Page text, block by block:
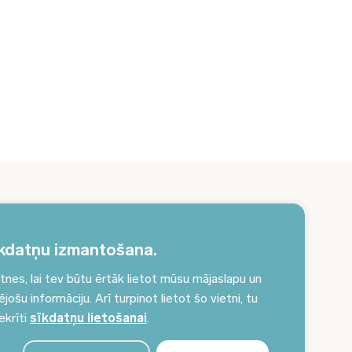
izmantošana.
lai tev būtu ērtāk lietot mūsu mājaslapu un
informāciju. Arī turpinot lietot šo vietni, tu
sīkdatņu lietošanai.
savā e-pastā!
Pieteikties jaunumiem